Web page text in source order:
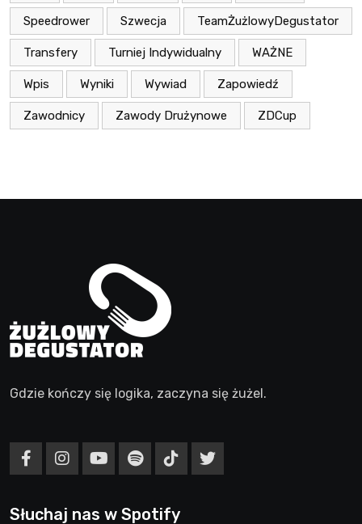
Speedrower Szwecja TeamŻużlowyDegustator
Transfery Turniej Indywidualny WAŻNE
Wpis Wyniki Wywiad Zapowiedź
Zawodnicy Zawody Drużynowe ZDCup
Gdzie kończy się logika, zaczyna się żużel.
Słuchaj nas w Spotify